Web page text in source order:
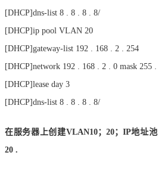
[DHCP]dns-list 8 . 8 . 8 . 8/
[DHCP]ip pool VLAN 20
[DHCP]gateway-list 192 . 168 . 2 . 254
[DHCP]network 192 . 168 . 2 . 0 mask 255
[DHCP]lease day 3
[DHCP]dns-list 8 . 8 . 8 . 8/
在服务器上创建VLAN10；20；IP地址
20 .